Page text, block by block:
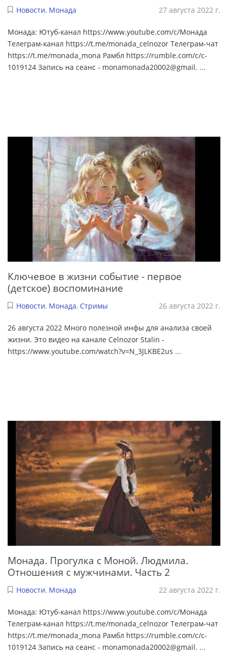
Новости, Монада 27 августа 2022 г.
Монада: Ютуб-канал https://www.youtube.com/c/Монада
Телеграм-канал https://t.me/monada_celnozor Телеграм-чат
https://t.me/monada_mona Рамбл https://rumble.com/c/c-
1019124 Запись на сеанс - monamonada20002@gmail. ...
Ключевое в жизни событие - первое
(детское) воспоминание
Новости, Монада, Стримы 26 августа 2022 г.
26 августа 2022 Много полезной инфы для анализа своей
жизни. Это видео на канале Celnozor Stalin -
https://www.youtube.com/watch?v=N_3JLKBE2us ...
Монада. Прогулка с Моной. Людмила.
Отношения с мужчинами. Часть 2
Новости, Монада 22 августа 2022 г.
Монада: Ютуб-канал https://www.youtube.com/c/Монада
Телеграм-канал https://t.me/monada_celnozor Телеграм-чат
https://t.me/monada_mona Рамбл https://rumble.com/c/c-
1019124 Запись на сеанс - monamonada20002@gmail. ...